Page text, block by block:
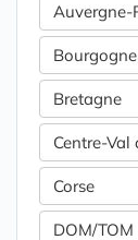
Auvergne-
Bretagne
Centre-Val
Corse
DOM/TOM